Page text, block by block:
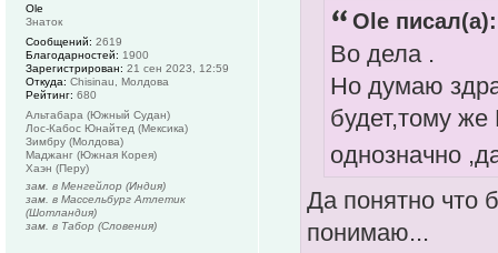
Ole писал(а):
Во дела .
Но думаю
будет,тому
однозначно
Да понятно что
понимаю...
Ole
Знаток
Сообщений: 2619
Благодарностей: 1900
Зарегистрирован: 21 сен 2023, 12:59
Откуда: Chisinau, Молдова
Рейтинг: 680
Альтабара (Южный Судан)
Лос-Кабос Юнайтед (Мексика)
Зимбру (Молдова)
Маджанг (Южная Корея)
Хаэн (Перу)
зам. в Менгейлор (Индия)
зам. в Массельбург Атлетик
(Шотландия)
зам. в Табор (Словения)